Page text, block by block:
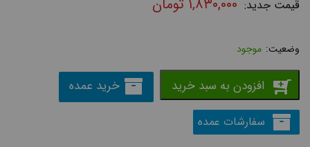
۱,۸۳۰,۰۰۰ تومان
موجود
افزودن به سبد خرید خرید عمده
سفارشات عمده